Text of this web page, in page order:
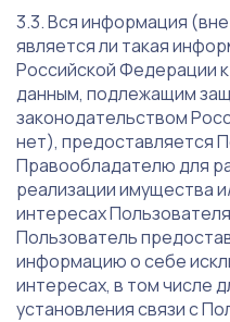
Вся информация
является ли такая
Российской Федерации
данным, подлежащим
законодательством
нет), предоставляется
Правообладателю для
реализации имущества
интересах
Пользователь
информацию о себе
интересах, в том числе
установления связи с